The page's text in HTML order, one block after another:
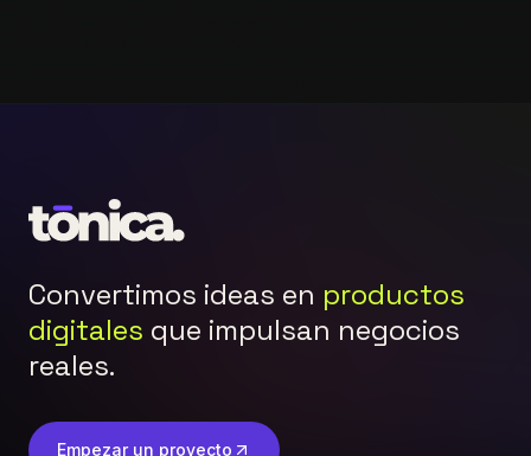
Convertimos ideas en productos
digitales que impulsan negocios
reales.
Empezar un proyecto